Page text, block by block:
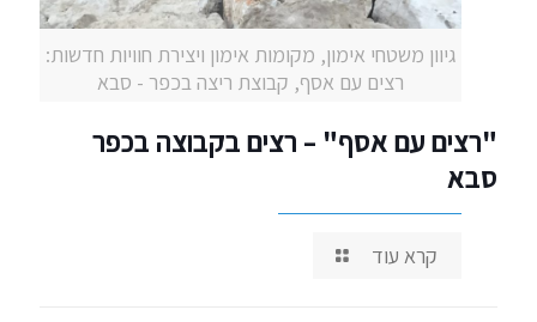
גיוון משטחי אימון, מקומות אימון ויצירת חוויות חדשות:
רצים עם אסף, קבוצת ריצה בכפר - סבא
"רצים עם אסף" – רצים בקבוצה בכפר
סבא
קרא עוד